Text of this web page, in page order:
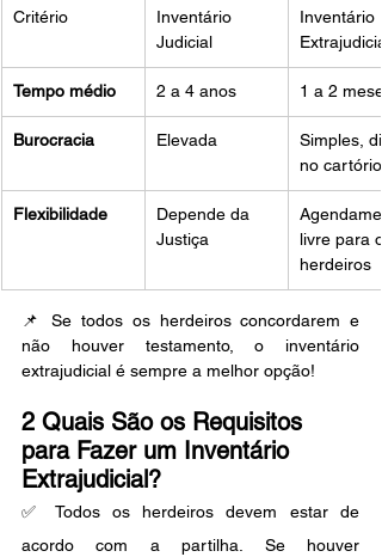
Critério
Inventário
Judicial
Inventário
Extrajudicial
Tempo médio 2 a 4 anos 1 a 2 meses
Burocracia Elevada
Simples,
no cartório
Flexibilidade
Depende da
Justiça
livre para
herdeiros
📌 Se todos os herdeiros concordarem e
não houver testamento, o inventário
extrajudicial é sempre a melhor opção!
2 Quais São os Requisitos
para Fazer um Inventário
Extrajudicial?
✅ Todos os herdeiros devem estar de
acordo com a partilha. Se houver